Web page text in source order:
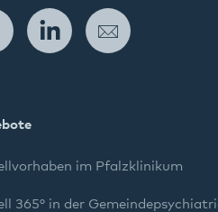
FacebookLinkedIn
im Pfalzklinikum
365° in der